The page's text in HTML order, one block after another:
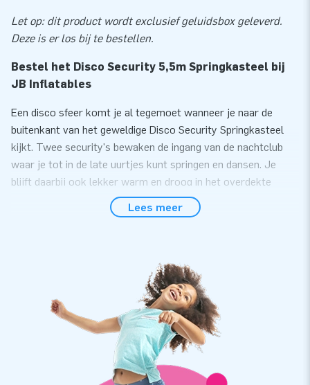
Let op: dit product wordt exclusief geluidsbox geleverd.
Deze is er los bij te bestellen.
Bestel het Disco Security 5,5m Springkasteel bij
JB Inflatables
Een disco sfeer komt je al tegemoet wanneer je naar de
buitenkant van het geweldige Disco Security Springkasteel
kijkt. Twee security's bewaken de ingang van de nachtclub
waar je tot in de late uurtjes kunt springen en dansen. Je
blijft daarbij ook lekker warm en droog in het overdekte
springkasteel. De Disco Security tent met
springkasteelbodem is daarom in alle seizoenen te gebruiken.
opblaasbaar Disco Security springkastelen van 5,5
Plezier is gegarandeerd, want deze disco infatable heeft een
opblaasbare bodem! Met de 1.1 KW blower blaas je de tent
gemakkelijk en snel op. Aan de vier D-ringen in het plafond
kun je verschillende soorten verlichting en decoratie
ophangen voor een ultieme feestervaring. In de top van de
Lees meer